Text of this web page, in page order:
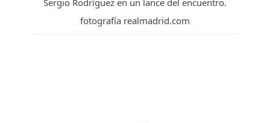
Sergio Rodríguez en un lance del encuentro.
fotografía realmadrid.com